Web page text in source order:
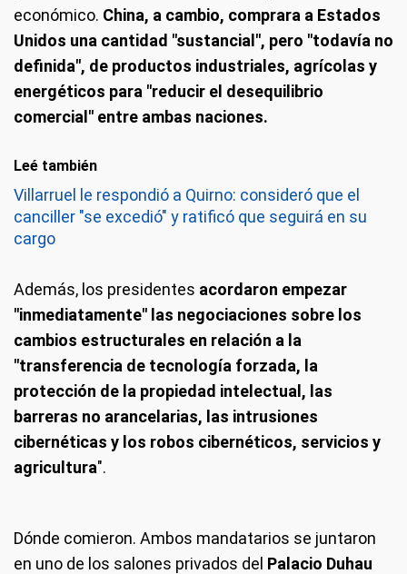
económico. China, a cambio, comprara a Estados
Unidos una cantidad "sustancial", pero "todavía no
definida", de productos industriales, agrícolas y
energéticos para "reducir el desequilibrio
comercial" entre ambas naciones.
Leé también
Villarruel le respondió a Quirno: consideró que el
canciller "se excedió" y ratificó que seguirá en su
cargo
Además, los presidentes acordaron empezar
"inmediatamente" las negociaciones sobre los
cambios estructurales en relación a la
"transferencia de tecnología forzada, la
protección de la propiedad intelectual, las
barreras no arancelarias, las intrusiones
cibernéticas y los robos cibernéticos, servicios y
agricultura".
Dónde comieron. Ambos mandatarios se juntaron
en uno de los salones privados del Palacio Duhau